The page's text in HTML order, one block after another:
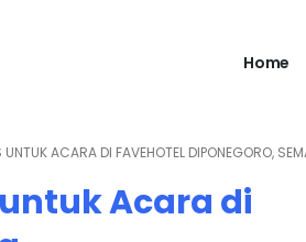
Home
ACARA DI FAVEHOTEL DIPONEGORO,
Acara di